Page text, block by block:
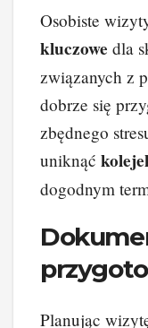
Osobiste
kluczowe dla
związanych z
dobrze się
zbędnego
uniknąć
dogodnym
Planując